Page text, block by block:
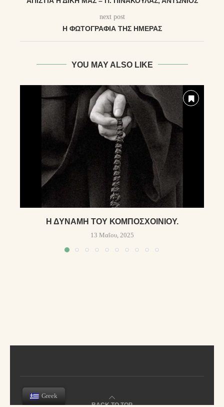
next post
Η ΦΩΤΟΓΡΑΦΊΑ ΤΗΣ ΗΜΈΡΑΣ
YOU MAY ALSO LIKE
Η ΔΎΝΑΜΗ ΤΟΥ ΚΟΜΠΟΣΧΟΙΝΙΟΎ.
13 Μαΐου, 2025
BACK TO TOP
Greek